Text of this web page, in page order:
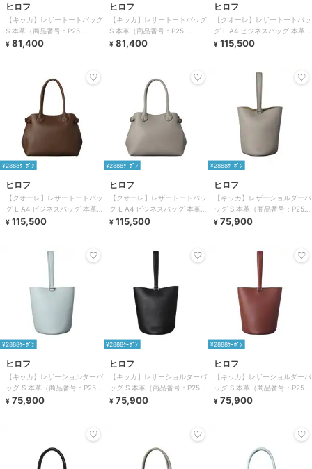
ヒロフ
【キッカ】レザートートバッグ
S 本革（商品番号：P25-
35662）
¥ 81,400
ヒロフ
【キッカ】レザートートバッグ
S 本革（商品番号：P25-
35662）
¥ 81,400
ヒロフ
【クオーレ】レザートートバッ
グ L A4 ビジネスバッグ 本革
（商品番号：P25－35642）
¥ 115,500
¥2888ｸｰﾎﾟﾝ
ヒロフ
【クオーレ】レザートートバッ
グ L A4 ビジネスバッグ 本革
（商品番号：P25－35642）
¥ 115,500
¥2888ｸｰﾎﾟﾝ
ヒロフ
【クオーレ】レザートートバッ
グ L A4 ビジネスバッグ 本革
（商品番号：P25－35642）
¥ 115,500
¥2888ｸｰﾎﾟﾝ
ヒロフ
【キッカ】レザーショルダーバ
ッグ S 本革（商品番号：P25－
35661）
¥ 75,900
¥2888ｸｰﾎﾟﾝ
ヒロフ
【キッカ】レザーショルダーバ
ッグ S 本革（商品番号：P25－
35661）
¥ 75,900
¥2888ｸｰﾎﾟﾝ
ヒロフ
【キッカ】レザーショルダーバ
ッグ S 本革（商品番号：P25－
35661）
¥ 75,900
¥2888ｸｰﾎﾟﾝ
ヒロフ
【キッカ】レザーショルダーバ
ッグ S 本革（商品番号：P25－
35661）
¥ 75,900